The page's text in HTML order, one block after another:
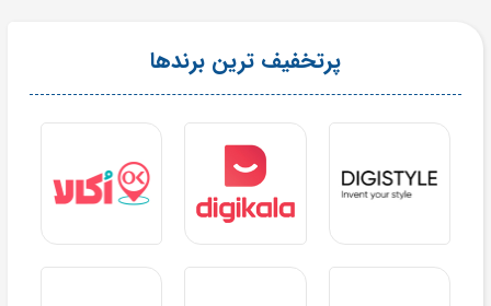
پرتخفیف ترین برندها